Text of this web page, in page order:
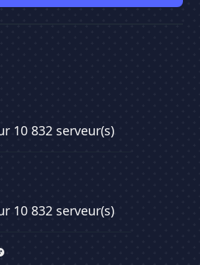
10 832 serveur(s)
10 832 serveur(s)